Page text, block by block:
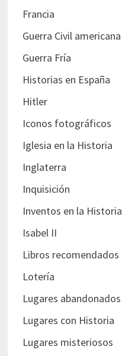
Francia
Guerra Civil americana
Guerra Fría
Historias en España
Hitler
Iconos fotográficos
Iglesia en la Historia
Inglaterra
Inquisición
Inventos en la Historia
Isabel II
Libros recomendados
Lotería
Lugares abandonados
Lugares con Historia
Lugares misteriosos